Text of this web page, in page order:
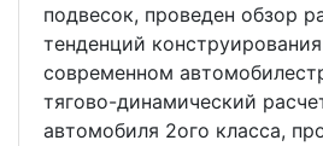
подвесок, проведен обзор
тенденций
современном
тягово-динамический
автомобиля 2ого класса,